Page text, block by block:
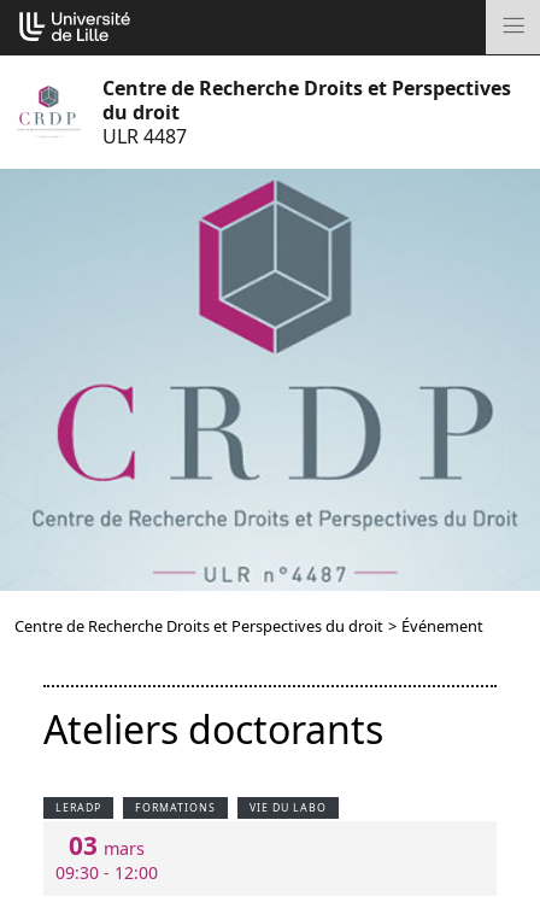
Aller
au
Centre de Recherche Droits et Perspectives
du droit
ULR 4487
Centre de Recherche Droits et Perspectives du droit > Événement
Ateliers doctorants
LERADP FORMATIONS VIE DU LABO
03 mars
09:30 - 12:00
Cookies management panel